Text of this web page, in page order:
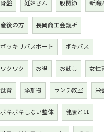
骨盤 妊婦さん 股関節 新潟
産後の方 長岡商工会議所
ポッキリパスポート ポキパス
ワクワク お得 お試し 女性
食育 添加物 ランチ教室 栄
ボキボキしない整体 健康とは